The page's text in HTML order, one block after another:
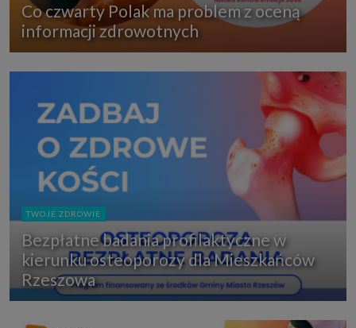
Co czwarty Polak ma problem z oceną
informacji zdrowotnych
TWOJE ZDROWIE
Bezpłatne badania profilaktyczne w
kierunku osteoporozy dla Mieszkańców
Rzeszowa